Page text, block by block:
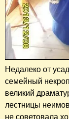
Недалеко от
семейный
великий
лестницы
не советовала